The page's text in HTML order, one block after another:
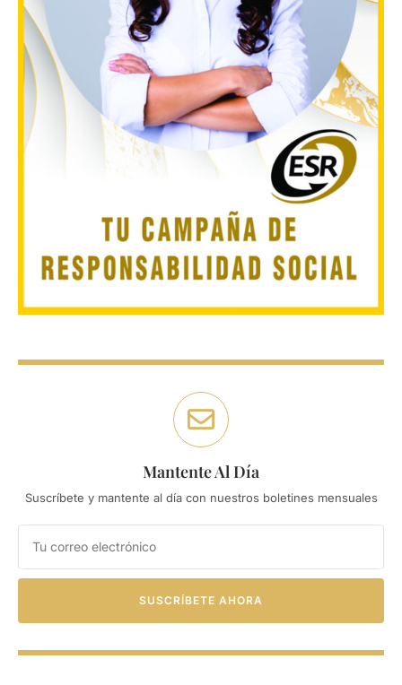
Mantente Al Día
Suscríbete y mantente al día con nuestros boletines mensuales
SUSCRÍBETE AHORA